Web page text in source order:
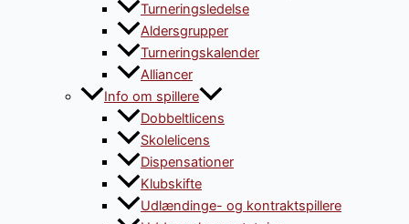
Turneringsledelse
Aldersgrupper
Turneringskalender
Alliancer
Info om spillere
Dobbeltlicens
Skolelicens
Dispensationer
Klubskifte
Udlændinge- og kontraktspillere